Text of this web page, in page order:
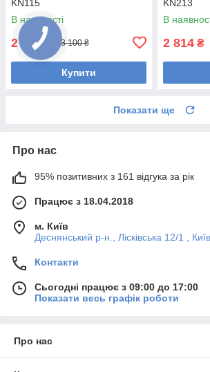
KN115
В наявності
2 601₴ 3 100 ₴
Купити
KN213
В
2 814 ₴
Показати ще
Про нас
95% позитивних з 161 відгука за рік
Працює з 18.04.2018
м. Київ
Деснянський р-н., Лісківська 12/1 ,
Контакти
Сьогодні працює з 09:00 до 17:00
Показати весь графік роботи
Про нас